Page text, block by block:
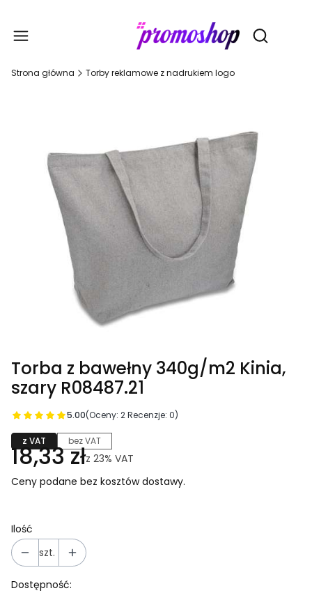
Otwórz
Strona główna Torby reklamowe z nadrukiem logo
Torba z bawełny 340g/m2 Kinia,
szary R08487.21
5.00(Oceny: 2 Recenzje: 0)
z VAT bez VAT
18,33 złz 23% VAT
Ceny podane bez kosztów dostawy.
Ilość
szt.
Dostępność: